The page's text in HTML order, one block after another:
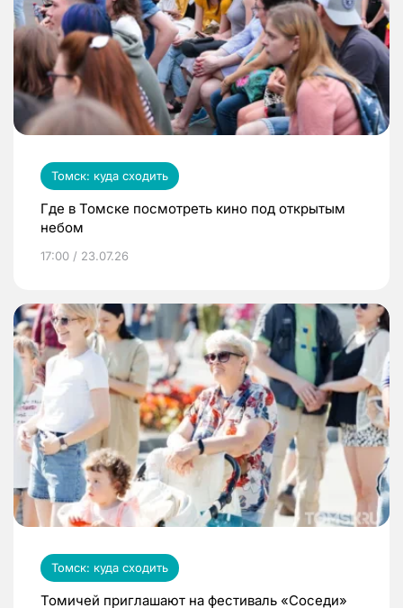
Томск: куда сходить
Где в Томске посмотреть кино под открытым
небом
17:00 / 23.07.26
Томск: куда сходить
Томичей приглашают на фестиваль «Соседи»